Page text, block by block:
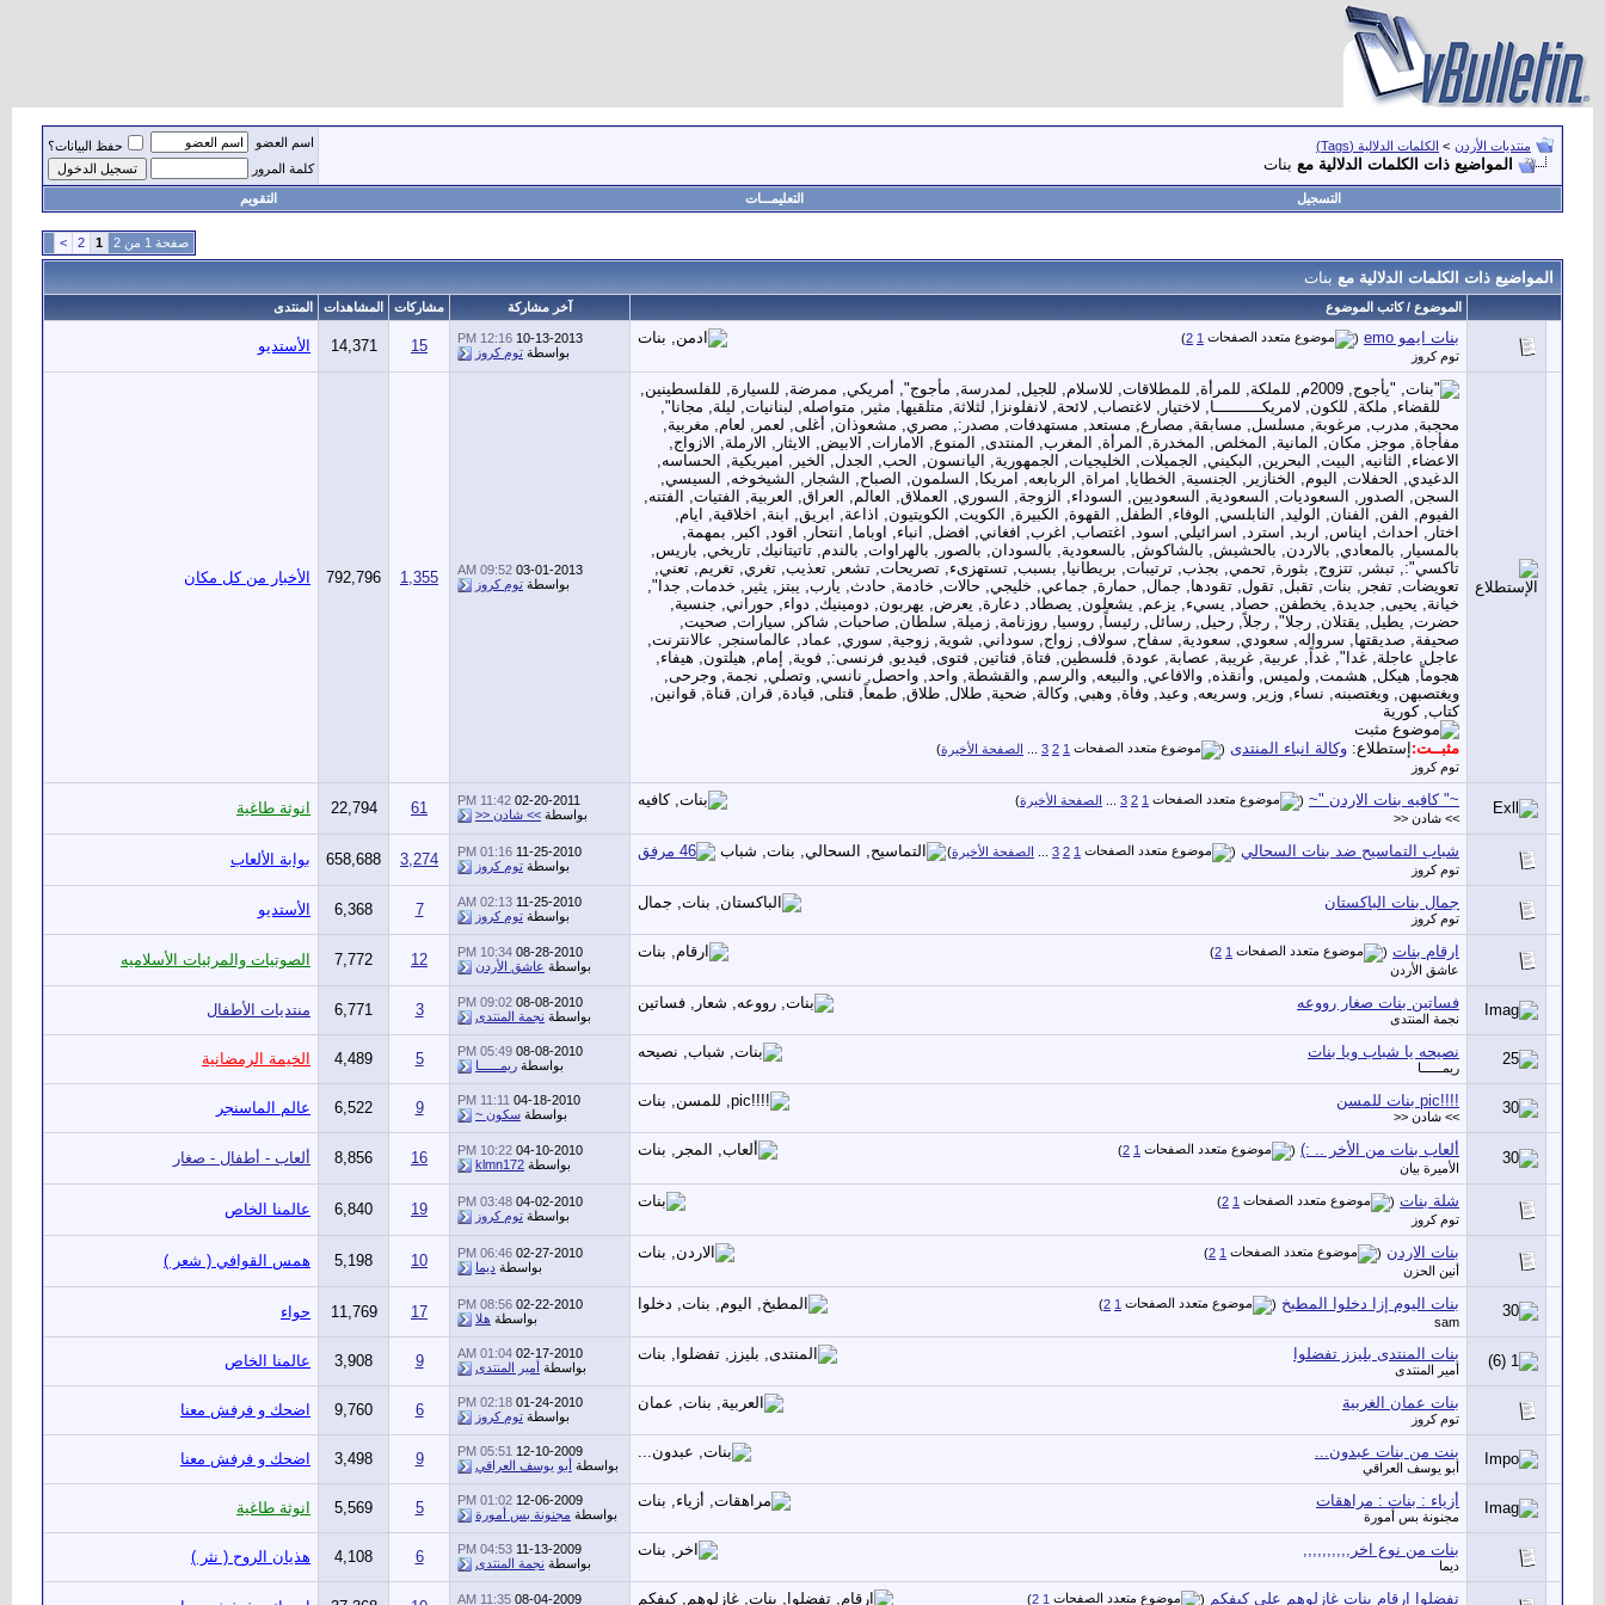
منتديات الأردن > الكلمات الدلالية (Tags)
المواضيع ذات الكلمات الدلالية مع بنات
اسم العضو
حفظ البيانات؟
كلمة المرور
التسجيل التعليمـــات التقويم
صفحة 1 من 2 1
2
>
المواضيع ذات الكلمات الدلالية مع بنات
الموضوع / كاتب الموضوع آخر مشاركة مشاركات المشاهدات المنتدى
بنات ايمو emo (
1
2
)
توم كروز
10-13-2013
12:16 PM
بواسطة توم كروز 15
14,371 الأستديو
مثبــت: إستطلاع: وكالة انباء المنتدى (
1
2
3 الصفحة الأخيرة)
توم كروز
03-01-2013
09:52 AM
بواسطة توم كروز 1,355
792,796 الأخبار من كل مكان
~" كافيه بنات الاردن "~ (
1
2
3 الصفحة الأخيرة)
>> شادن <<
02-20-2011
11:42 PM
بواسطة >> شادن << 61
22,794 انوثة طاغية
شباب التماسيح ضد بنات السحالي (
1
2
3 الصفحة الأخيرة)
توم كروز
11-25-2010
01:16 PM
بواسطة توم كروز 3,274
658,688 بوابة الألعاب
جمال بنات الباكستان
توم كروز
11-25-2010
02:13 AM
بواسطة توم كروز 7
6,368 الأستديو
ارقام بنات (
1
2
)
عاشق الأردن
08-28-2010
10:34 PM
بواسطة عاشق الأردن 12
7,772 الصوتيات والمرئيات الأسلاميه
فساتين بنات صغار رووعه
نجمة المنتدى
08-08-2010
09:02 PM
بواسطة نجمة المنتدى 3
6,771 منتديات الأطفال
نصيحه يا شباب ويا بنات
ريمــــــا
08-08-2010
05:49 PM
بواسطة ريمــــــا 5
4,489 الخيمة الرمضانية
!!!!pic بنات للمسن
>> شادن <<
04-18-2010
11:11 PM
بواسطة سكون ~ 9
6,522 عالم الماسنجر
ألعاب بنات من الأخر .. :) (
1
2
)
الأميرة بيان
04-10-2010
10:22 PM
بواسطة klmn172
16
8,856 ألعاب - أطفال - صغار
شلة بنات (
1
2
)
توم كروز
04-02-2010
03:48 PM
بواسطة توم كروز 19
6,840 عالمنا الخاص
بنات الاردن (
1
2
)
أنين الحزن
02-27-2010
06:46 PM
بواسطة ديما 10
5,198 همس القوافي ( شعر )
بنات اليوم إزا دخلوا المطبخ (
1
2
)
sam
02-22-2010
08:56 PM
بواسطة هلا 17
11,769 حواء
بنات المنتدى بليزز تفضلوا
أمير المنتدى
02-17-2010
01:04 AM
بواسطة أمير المنتدى 9
3,908 عالمنا الخاص
بنات عمان الغربية
توم كروز
01-24-2010
02:18 PM
بواسطة توم كروز 6
9,760 اضحك و فرفش معنا
بنت من بنات عبدون...
أبو يوسف العراقي
12-10-2009
05:51 PM
بواسطة أبو يوسف العراقي 9
3,498 اضحك و فرفش معنا
أزياء : بنات : مراهقات
مجنونة بس أمورة
12-06-2009
01:02 PM
بواسطة مجنونة بس أمورة 5
5,569 انوثة طاغية
بنات من نوع اخر,,,,,,,,,,
ديما
11-13-2009
04:53 PM
بواسطة نجمة المنتدى 6
4,108 هذيان الروح ( نثر )
تفضلوا ارقام بنات غازلوهم على كيفكم (
1
2
)
08-04-2009
11:35 AM